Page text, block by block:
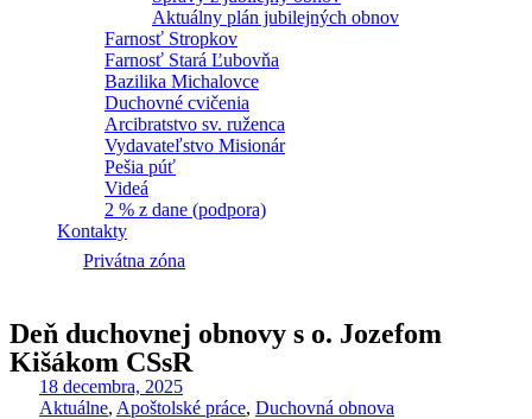
Aktuálny plán jubilejných obnov
Farnosť Stropkov
Farnosť Stará Ľubovňa
Bazilika Michalovce
Duchovné cvičenia
Arcibratstvo sv. ruženca
Vydavateľstvo Misionár
Pešia púť
Videá
2 % z dane (podpora)
Kontakty
Privátna zóna
Deň duchovnej obnovy s o. Jozefom
Kišákom CSsR
18 decembra, 2025
Aktuálne, Apoštolské práce, Duchovná obnova